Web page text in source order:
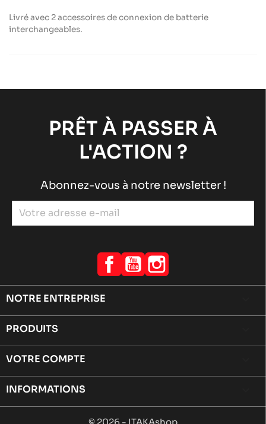
Livré avec 2 accessoires de connexion de batterie
interchangeables.
PRÊT À PASSER À
L'ACTION ?
Abonnez-vous à notre newsletter !
Facebook
YouTube
NOTRE ENTREPRISE
PRODUITS
VOTRE COMPTE
INFORMATIONS
© 2026 - ITAKAshop